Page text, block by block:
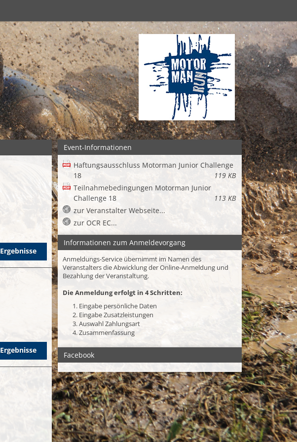
Ergebnisse
Ergebnisse
Event-Informationen
Haftungsausschluss Motorman Junior Challenge
18
119 KB
Teilnahmebedingungen Motorman Junior
Challenge 18
113 KB
zur Veranstalter Webseite...
zur OCR EC...
Informationen zum Anmeldevorgang
Anmeldungs-Service übernimmt im Namen des
Veranstalters die Abwicklung der Online-Anmeldung und
Bezahlung der Veranstaltung.
Die Anmeldung erfolgt in 4 Schritten:
1. Eingabe persönliche Daten
2. Eingabe Zusatzleistungen
3. Auswahl Zahlungsart
4. Zusammenfassung
Facebook